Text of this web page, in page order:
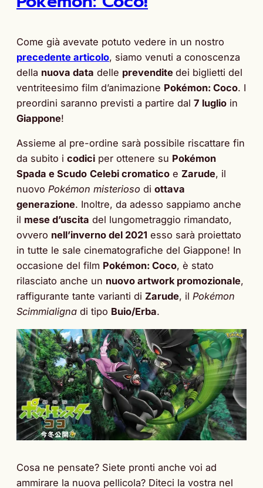
Come già avevate potuto vedere in un nostro
precedente articolo, siamo venuti a conoscenza
della nuova data delle prevendite dei biglietti del
ventriteesimo film d’animazione Pokémon: Coco. I
preordini saranno previsti a partire dal 7 luglio in
Giappone!
Assieme al pre-ordine sarà possibile riscattare fin
da subito i codici per ottenere su Pokémon
Spada e Scudo Celebi cromatico e Zarude, il
nuovo Pokémon misterioso di ottava
generazione. Inoltre, da adesso sappiamo anche
il mese d’uscita del lungometraggio rimandato,
ovvero nell’inverno del 2021 esso sarà proiettato
in tutte le sale cinematografiche del Giappone! In
occasione del film Pokémon: Coco, è stato
rilasciato anche un nuovo artwork promozionale,
raffigurante tante varianti di Zarude, il Pokémon
Scimmialigna di tipo Buio/Erba.
Cosa ne pensate? Siete pronti anche voi ad
ammirare la nuova pellicola? Diteci la vostra nel